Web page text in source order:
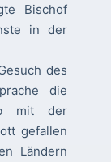
Bischof
in der
des
die
mit der
gefallen
Ländern